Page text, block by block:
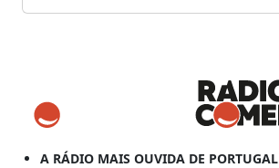
A RÁDIO MAIS OUVIDA DE PORTUGAL